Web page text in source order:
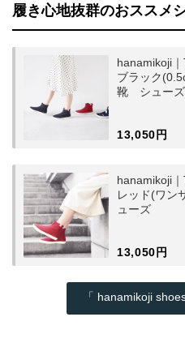
履き心地抜群のおススメ
hanamikoji
ブラック
靴 シューズ
13,050円
hanamikoji
レッド(ワ
ューズ
13,050円
「 hanamikoji